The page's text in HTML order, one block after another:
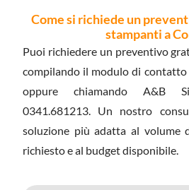
Come si richiede un
stampanti a
Puoi richiedere un preventivo
compilando il modulo di contatto
oppure chiamando A&B
0341.681213. Un nostro
soluzione più adatta al volume
richiesto e al budget disponibile.